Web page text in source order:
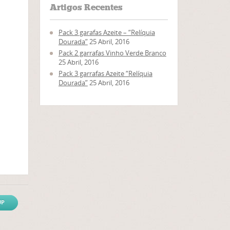
Artigos Recentes
Pack 3 garafas Azeite – “Relíquia
Dourada”25 Abril, 2016
Pack 2 garrafas Vinho Verde Branco
25 Abril, 2016
Pack 3 garrafas Azeite “Relíquia
Dourada”25 Abril, 2016